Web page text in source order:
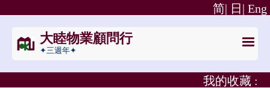
Eng
日|
简|
大睦物業顧問行
✦三週年✦
我的收藏 :